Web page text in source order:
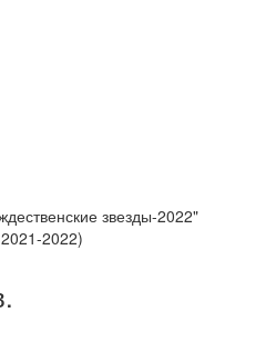
звезды-2022"
2022)
.